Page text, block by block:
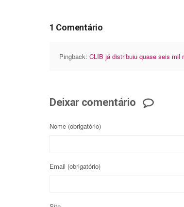
1 Comentário
Pingback: CLIB já distribuiu quase seis mil
Deixar comentário
Nome (obrigatório)
Email (obrigatório)